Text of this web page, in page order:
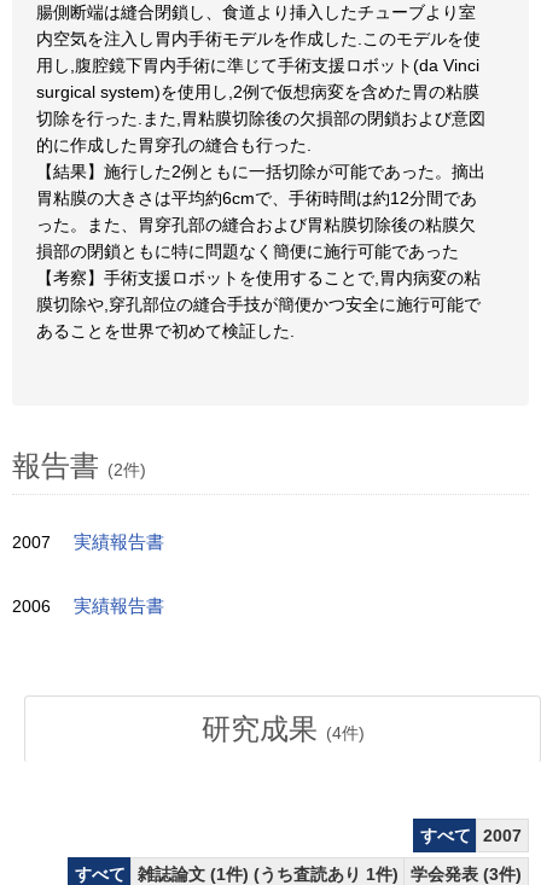
腸側断端は縫合閉鎖し、食道より挿入したチューブより室
内空気を注入し胃内手術モデルを作成した.このモデルを使
用し,腹腔鏡下胃内手術に準じて手術支援ロボット(da Vinci
surgical system)を使用し,2例で仮想病変を含めた胃の粘膜
切除を行った.また,胃粘膜切除後の欠損部の閉鎖および意図
的に作成した胃穿孔の縫合も行った.
【結果】施行した2例ともに一括切除が可能であった。摘出
胃粘膜の大きさは平均約6cmで、手術時間は約12分間であ
った。また、胃穿孔部の縫合および胃粘膜切除後の粘膜欠
損部の閉鎖ともに特に問題なく簡便に施行可能であった
【考察】手術支援ロボットを使用することで,胃内病変の粘
膜切除や,穿孔部位の縫合手技が簡便かつ安全に施行可能で
あることを世界で初めて検証した.
報告書 (2件)
2007 実績報告書
2006 実績報告書
研究成果 (4件)
すべて
2007
すべて
雑誌論文 (1件) (うち査読あり 1件) 学会発表 (3件)